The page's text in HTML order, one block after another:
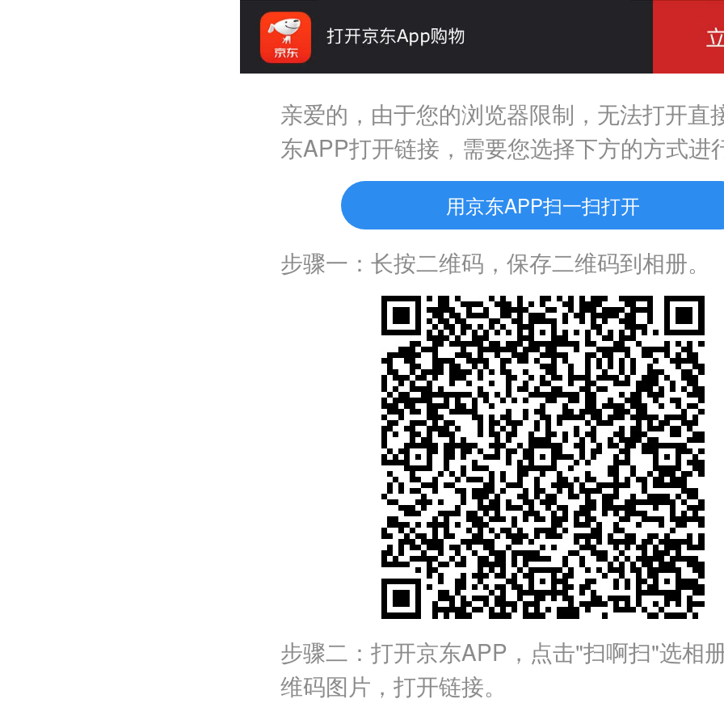
亲爱的，由于您的浏览器限制，无法打开直
东APP打开链接，需要您选择下方的方式进
用京东APP扫一扫打开
步骤一：长按二维码，保存二维码到相册。
步骤二：打开京东APP，点击"扫啊扫"选相
维码图片，打开链接。